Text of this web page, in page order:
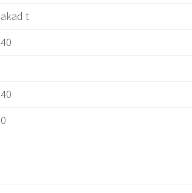
akad t
40
40
0